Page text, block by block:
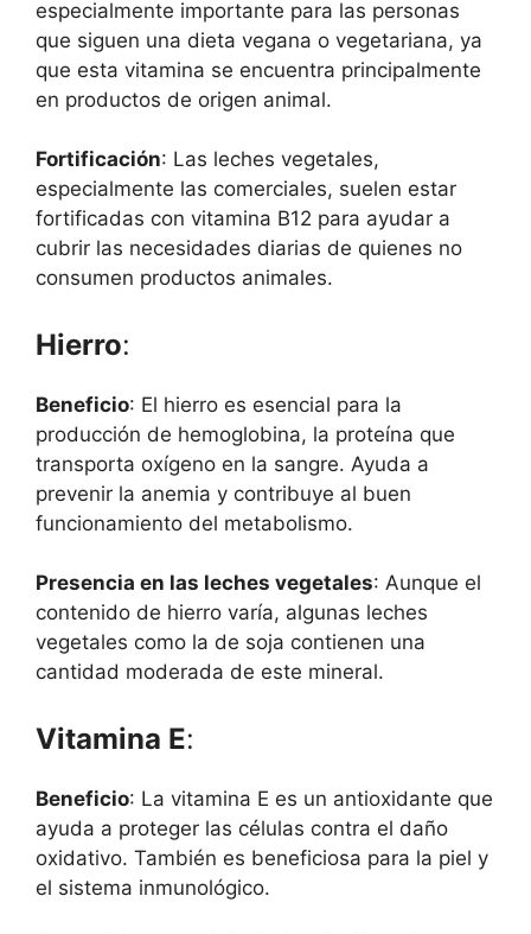
especialmente importante para las personas
que siguen una dieta vegana o vegetariana, ya
que esta vitamina se encuentra principalmente
en productos de origen animal.
Fortificación: Las leches vegetales,
especialmente las comerciales, suelen estar
fortificadas con vitamina B12 para ayudar a
cubrir las necesidades diarias de quienes no
consumen productos animales.
Hierro:
Beneficio: El hierro es esencial para la
producción de hemoglobina, la proteína que
transporta oxígeno en la sangre. Ayuda a
prevenir la anemia y contribuye al buen
funcionamiento del metabolismo.
Presencia en las leches vegetales: Aunque el
contenido de hierro varía, algunas leches
vegetales como la de soja contienen una
cantidad moderada de este mineral.
Vitamina E:
Beneficio: La vitamina E es un antioxidante que
ayuda a proteger las células contra el daño
oxidativo. También es beneficiosa para la piel y
el sistema inmunológico.